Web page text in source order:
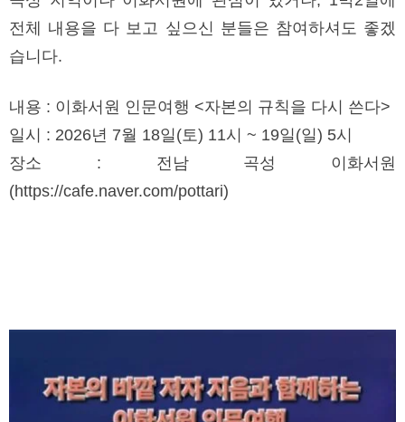
전체 내용을 다 보고 싶으신 분들은 참여하셔도 좋겠
습니다.
내용 : 이화서원 인문여행 <자본의 규칙을 다시 쓴다>
일시 : 2026년 7월 18일(토) 11시 ~ 19일(일) 5시
장소 : 전남 곡성 이화서원
(https://cafe.naver.com/pottari)